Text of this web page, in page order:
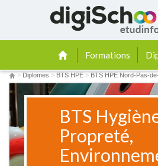
Formations
> Diplomes > BTS HPE > BTS HPE Nord-Pas-
BTS
Propreté,